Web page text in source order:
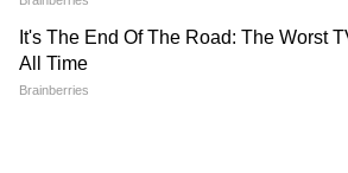
सड़क हादसे में Atiq Ahmed के बेटे
अहमद की दर्दनाक मौत। Atiq Ahmed